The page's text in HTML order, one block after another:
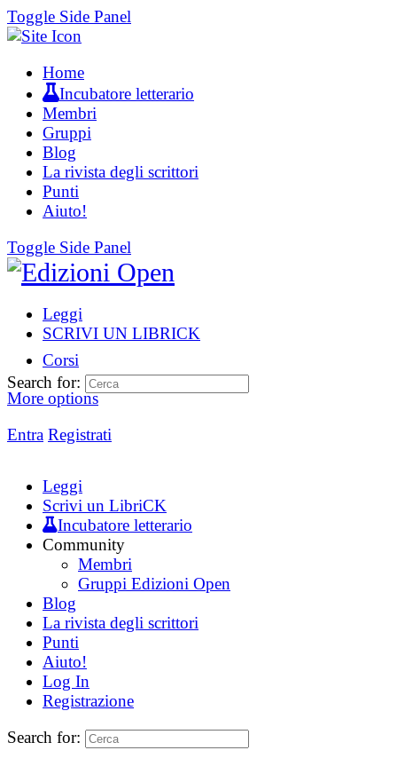
Toggle Side Panel
Home
Incubatore letterario
Membri
Gruppi
Blog
La rivista degli scrittori
Punti
Aiuto!
Toggle Side Panel
Leggi
SCRIVI UN LIBRICK
Corsi
More options
Entra Registrati
Search for:
Leggi
Scrivi un LibriCK
Incubatore letterario
Community
Membri
Gruppi Edizioni Open
Blog
La rivista degli scrittori
Punti
Aiuto!
Log In
Registrazione
Search for: